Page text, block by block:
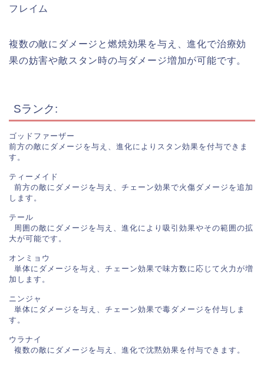
フレイム
複数の敵にダメージと燃焼効果を与え、進化で治療効
果の妨害や敵スタン時の与ダメージ増加が可能です。
Sランク:
ゴッドファーザー
前方の敵にダメージを与え、進化によりスタン効果を付与できま
す。
ティーメイド
します。
テール
大が可能です。
オンミョウ
加します。
ニンジャ
す。
ウラナイ